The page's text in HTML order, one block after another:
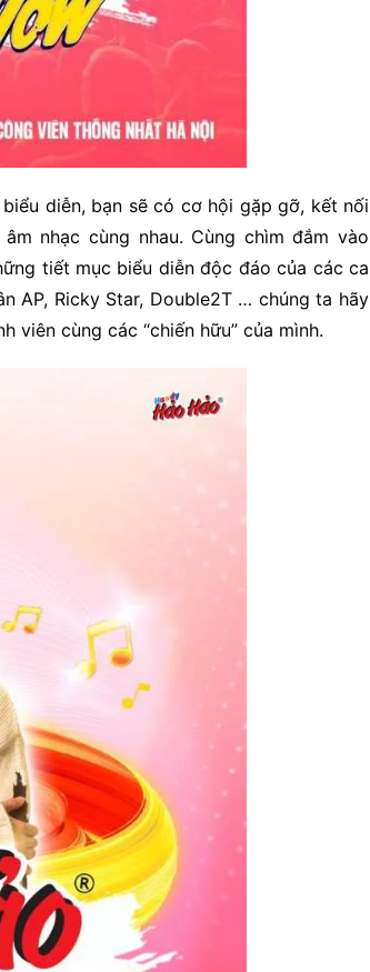
diễn, bạn sẽ có cơ hội gặp gỡ, kết nối
nhạc cùng nhau. Cùng chìm đắm vào
tiết mục biểu diễn độc đáo của các ca
AP, Ricky Star, Double2T … chúng ta hãy
viên cùng các “chiến hữu” của mình.